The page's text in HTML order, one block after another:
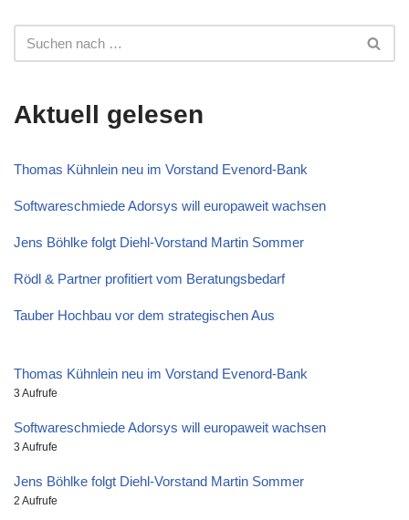
Aktuell gelesen
Thomas Kühnlein neu im Vorstand Evenord-Bank
Softwareschmiede Adorsys will europaweit wachsen
Jens Böhlke folgt Diehl-Vorstand Martin Sommer
Rödl & Partner profitiert vom Beratungsbedarf
Tauber Hochbau vor dem strategischen Aus
Thomas Kühnlein neu im Vorstand Evenord-Bank
3 Aufrufe
Softwareschmiede Adorsys will europaweit wachsen
3 Aufrufe
Jens Böhlke folgt Diehl-Vorstand Martin Sommer
2 Aufrufe